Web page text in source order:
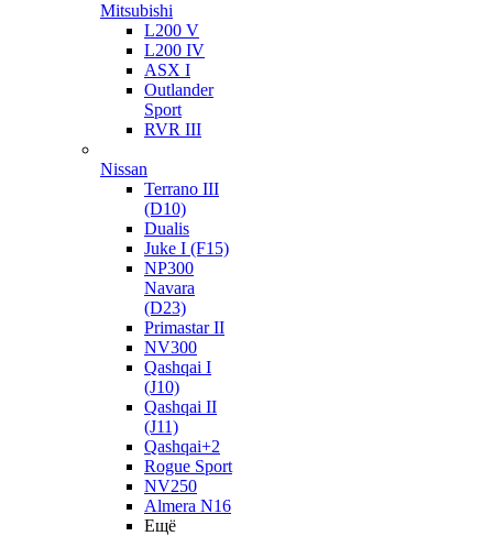
Mitsubishi
L200 V
L200 IV
ASX I
Outlander
Sport
RVR III
Nissan
Terrano III
(D10)
Dualis
Juke I (F15)
NP300
Navara
(D23)
Primastar II
NV300
Qashqai I
(J10)
Qashqai II
(J11)
Qashqai+2
Rogue Sport
NV250
Almera N16
Ещё